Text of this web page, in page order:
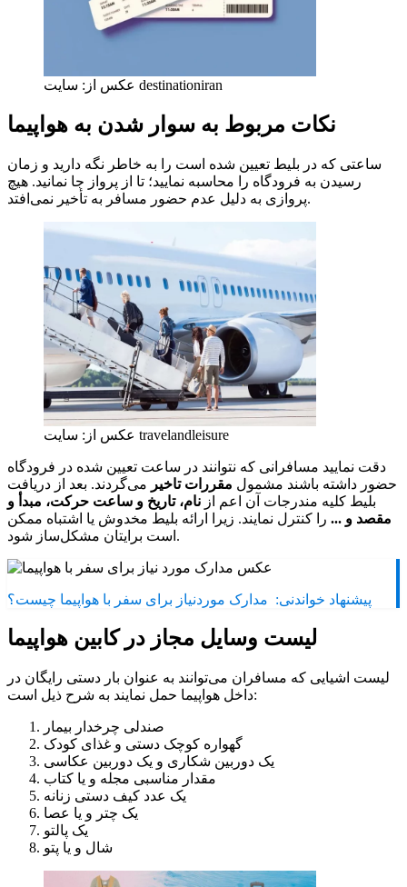
عکس از: سایت destinationiran
نکات مربوط به سوار شدن به هواپیما
ساعتی که در بلیط تعیین شده است را به خاطر نگه دارید و زمان
رسیدن به فرودگاه را محاسبه نمایید؛ تا از پرواز جا نمانید. هیچ
پروازی به دلیل عدم حضور مسافر به تأخیر نمی‌افتد.
عکس از: سایت travelandleisure
دقت نمایید مسافرانی که نتوانند در ساعت تعیین شده در فرودگاه
حضور داشته باشند مشمول مقررات تاخیر می‌گردند. بعد از دریافت
بلیط کلیه مندرجات آن اعم از نام، تاریخ و ساعت حرکت، مبدأ و
مقصد و ... را کنترل نمایند. زیرا ارائه بلیط مخدوش یا اشتباه ممکن
است برایتان مشکل‌ساز شود.
پیشنهاد خواندنی: مدارک موردنیاز برای سفر با هواپیما چیست؟
لیست وسایل مجاز در کابین هواپیما
لیست اشیایی که مسافران می‌توانند به عنوان بار دستی رایگان در
داخل هواپیما حمل نمایند به شرح ذیل است:
صندلی چرخدار بیمار
گهواره کوچک دستی و غذای کودک
یک دوربین شکاری و یک دوربین عکاسی
مقدار مناسبی مجله و یا کتاب
یک عدد کیف دستی زنانه
یک چتر و یا عصا
یک پالتو
شال و یا پتو